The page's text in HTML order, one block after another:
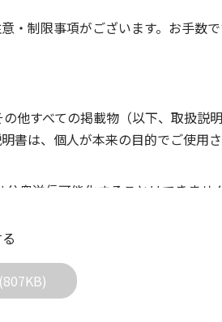
・制限事項がございます。お手数
他すべての掲載物（以下、取扱説
書は、個人が本来の目的でご使用
衆送信可能化することはできません
使用することは、いかなる場合で
等に付いての転用は一切出来ません